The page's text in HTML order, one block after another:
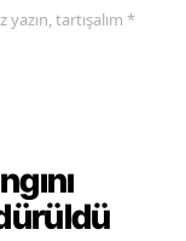
tartışalım *